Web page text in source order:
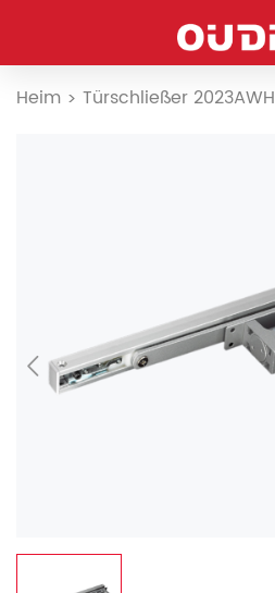
Heim > Türschließer 2023AWH
Heim
Lösungen